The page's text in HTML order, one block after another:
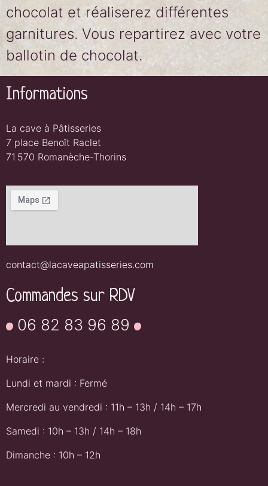
chocolat et réaliserez différentes
garnitures. Vous repartirez avec votre
ballotin de chocolat.
Informations
La cave à Pâtisseries
7 place Benoît Raclet
71 570 Romanèche-Thorins
contact@lacaveapatisseries.com
Commandes sur RDV
06 82 83 96 89
Horaire :
Lundi et mardi : Fermé
Mercredi au vendredi : 11h – 13h / 14h – 17h
Samedi : 10h – 13h / 14h – 18h
Dimanche : 10h – 12h